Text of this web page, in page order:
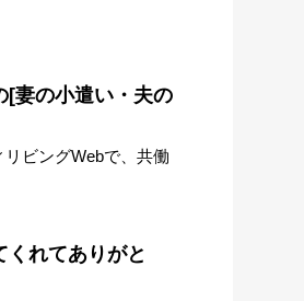
[妻の小遣い・夫の
ビングWebで、共働
くれてありがと